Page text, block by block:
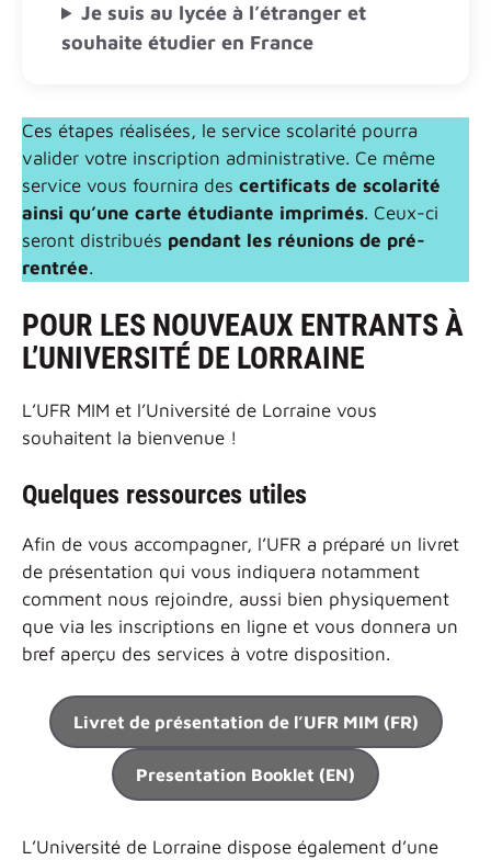
Je suis au lycée à l’étranger et
souhaite étudier en France
Ces étapes réalisées, le service scolarité pourra
valider votre inscription administrative. Ce même
service vous fournira des certificats de scolarité
ainsi qu’une carte étudiante imprimés. Ceux-ci
seront distribués pendant les réunions de pré-
rentrée.
POUR LES NOUVEAUX ENTRANTS À
L’UNIVERSITÉ DE LORRAINE
L’UFR MIM et l’Université de Lorraine vous
souhaitent la bienvenue !
Quelques ressources utiles
Afin de vous accompagner, l’UFR a préparé un livret
de présentation qui vous indiquera notamment
comment nous rejoindre, aussi bien physiquement
que via les inscriptions en ligne et vous donnera un
bref aperçu des services à votre disposition.
Livret de présentation de l’UFR MIM (FR)
Presentation Booklet (EN)
L’Université de Lorraine dispose également d’une